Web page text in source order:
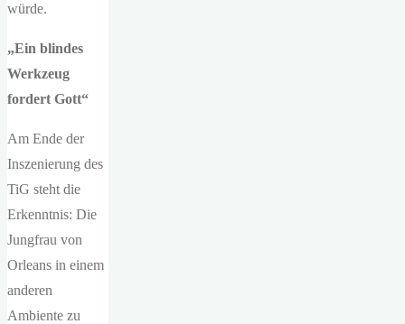
würde.
„Ein blindes
Werkzeug
fordert Gott“
Am Ende der
Inszenierung des
TiG steht die
Erkenntnis: Die
Jungfrau von
Orleans in einem
anderen
Ambiente zu